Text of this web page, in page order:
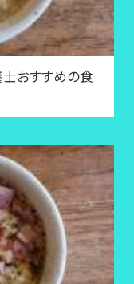
士おすすめの食